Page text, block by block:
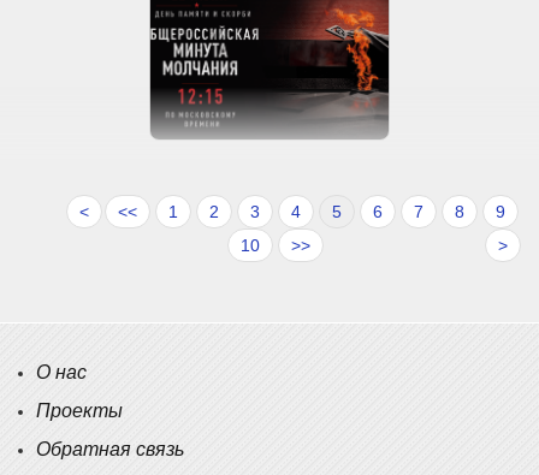
<<
< 1 2 3 4 5 6 7 8
9
10
>
>>
О нас
Проекты
Обратная связь